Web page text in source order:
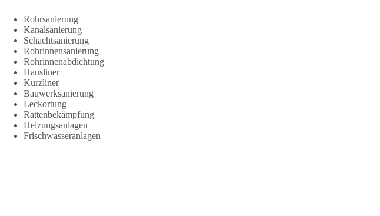
Rohrsanierung
Kanalsanierung
Schachtsanierung
Rohrinnensanierung
Rohrinnenabdichtung
Hausliner
Kurzliner
Bauwerksanierung
Leckortung
Rattenbekämpfung
Heizungsanlagen
Frischwasseranlagen